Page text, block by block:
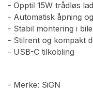
- Opptil 15W trådløs
- Automatisk åpning
- Stabil montering i
- Stilrent og kompakt
- USB-C tilkobling
- Merke: SiGN